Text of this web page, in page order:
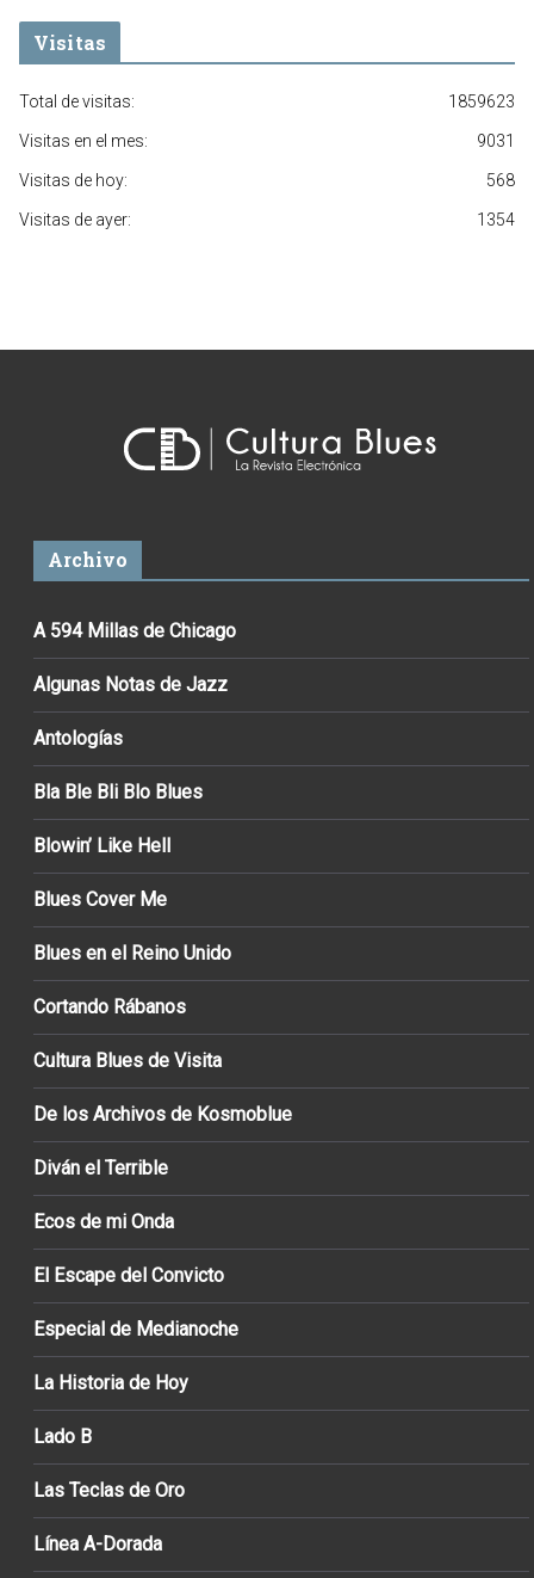
Visitas
1859623
Total de visitas:
9031
Visitas en el mes:
568
Visitas de hoy:
1354
Visitas de ayer:
Archivo
A 594 Millas de Chicago
Algunas Notas de Jazz
Antologías
Bla Ble Bli Blo Blues
Blowin’ Like Hell
Blues Cover Me
Blues en el Reino Unido
Cortando Rábanos
Cultura Blues de Visita
De los Archivos de Kosmoblue
Diván el Terrible
Ecos de mi Onda
El Escape del Convicto
Especial de Medianoche
La Historia de Hoy
Lado B
Las Teclas de Oro
Línea A-Dorada